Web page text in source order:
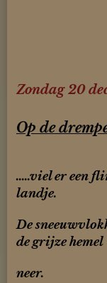
Zondag 20
Op de
.....viel er een
landje.
De
de grijze hemel
neer.